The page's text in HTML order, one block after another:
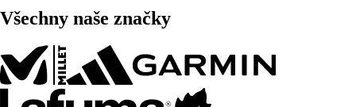
Všechny naše značky